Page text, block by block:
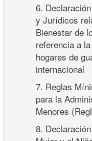
6.
y Jurídicos
Bienestar de
referencia a
hogares de
internacional
7. Reglas
para la
Menores
8.